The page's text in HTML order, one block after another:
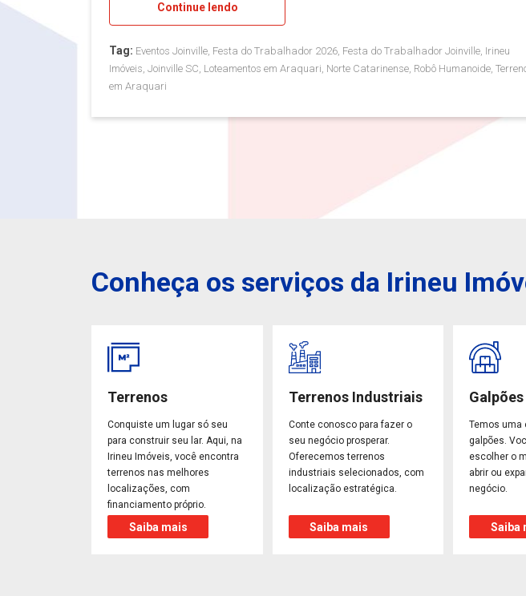
Continue lendo
Tag: Eventos Joinville, Festa do Trabalhador 2026, Festa do Trabalhador Joinville, Irineu
Imóveis, Joinville SC, Loteamentos em Araquari, Norte Catarinense, Robô Humanoide,
em Araquari
Conheça os serviços da Irineu
Terrenos
Conquiste um lugar só seu
para construir seu lar. Aqui, na
Irineu Imóveis, você encontra
terrenos nas melhores
localizações, com
financiamento próprio.
Saiba mais
Terrenos Industriais
Conte conosco para fazer o
seu negócio prosperar.
Oferecemos terrenos
industriais selecionados, com
localização estratégica.
Saiba mais
Galpões
Temos uma
galpões.
escolher o
abrir ou
negócio.
Saiba